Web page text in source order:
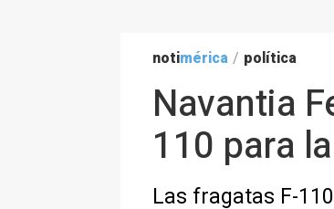
notimérica / política
Navantia
110 para
Las fragatas F-